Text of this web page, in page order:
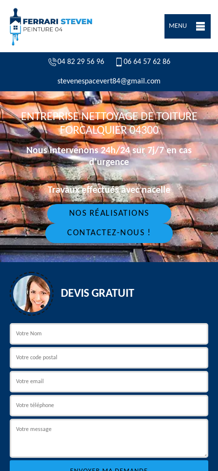
MENU
04 82 29 56 96 06 64 57 62 86
stevenespacevert84@gmail.com
ENTREPRISE NETTOYAGE DE TOITURE
FORCALQUIER 04300
Nous intervenons 24h/24 sur 7j/7 en cas
d'urgence
Travaux effectués avec nacelle
NOS RÉALISATIONS
CONTACTEZ-NOUS !
DEVIS GRATUIT